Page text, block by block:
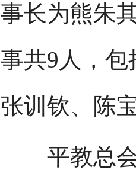
事长为熊朱
事共9人，
张训钦、陈
平教总会